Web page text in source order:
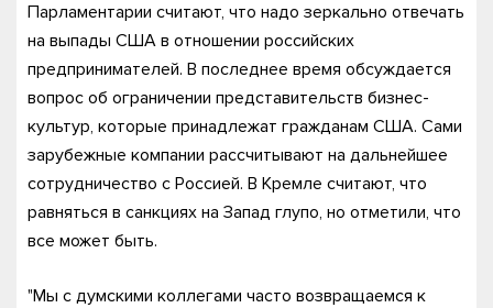
Парламентарии считают, что надо зеркально отвечать
на выпады США в отношении российских
предпринимателей. В последнее время обсуждается
вопрос об ограничении представительств бизнес-
культур, которые принадлежат гражданам США. Сами
зарубежные компании рассчитывают на дальнейшее
сотрудничество с Россией. В Кремле считают, что
равняться в санкциях на Запад глупо, но отметили, что
все может быть.
"Мы с думскими коллегами часто возвращаемся к